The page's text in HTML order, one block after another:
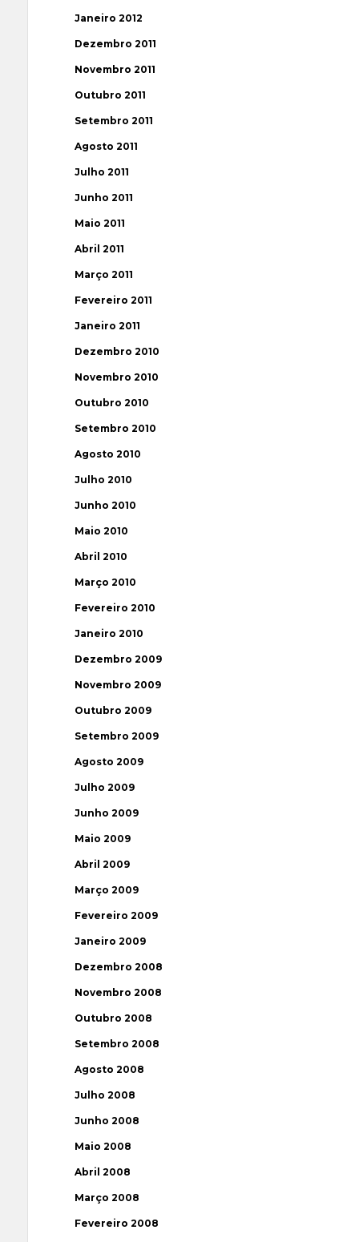
Janeiro 2012
Dezembro 2011
Novembro 2011
Outubro 2011
Setembro 2011
Agosto 2011
Julho 2011
Junho 2011
Maio 2011
Abril 2011
Março 2011
Fevereiro 2011
Janeiro 2011
Dezembro 2010
Novembro 2010
Outubro 2010
Setembro 2010
Agosto 2010
Julho 2010
Junho 2010
Maio 2010
Abril 2010
Março 2010
Fevereiro 2010
Janeiro 2010
Dezembro 2009
Novembro 2009
Outubro 2009
Setembro 2009
Agosto 2009
Julho 2009
Junho 2009
Maio 2009
Abril 2009
Março 2009
Fevereiro 2009
Janeiro 2009
Dezembro 2008
Novembro 2008
Outubro 2008
Setembro 2008
Agosto 2008
Julho 2008
Junho 2008
Maio 2008
Abril 2008
Março 2008
Fevereiro 2008